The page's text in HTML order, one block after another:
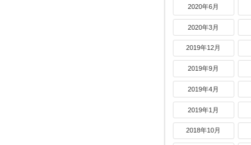
2020年6月
2020年3月
2019年12月
2019年9月
2019年4月
2019年1月
2018年10月